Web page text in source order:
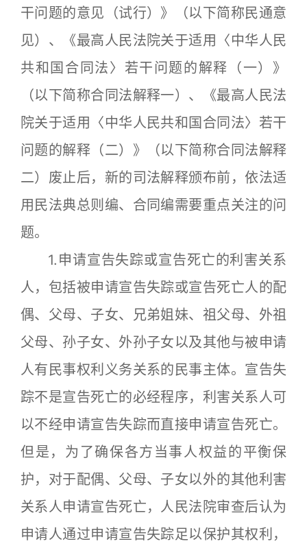
干问题的意见（试行）》（以下简称民通意
见）、《最高人民法院关于适用〈中华人民
共和国合同法〉若干问题的解释（一）》
（以下简称合同法解释一）、《最高人民法
院关于适用〈中华人民共和国合同法〉若干
问题的解释（二）》（以下简称合同法解释
二）废止后，新的司法解释颁布前，依法适
用民法典总则编、合同编需要重点关注的问
题。
1.申请宣告失踪或宣告死亡的利害关系
人，包括被申请宣告失踪或宣告死亡人的配
偶、父母、子女、兄弟姐妹、祖父母、外祖
父母、孙子女、外孙子女以及其他与被申请
人有民事权利义务关系的民事主体。宣告失
踪不是宣告死亡的必经程序，利害关系人可
以不经申请宣告失踪而直接申请宣告死亡。
但是，为了确保各方当事人权益的平衡保
护，对于配偶、父母、子女以外的其他利害
关系人申请宣告死亡，人民法院审查后认为
申请人通过申请宣告失踪足以保护其权利，